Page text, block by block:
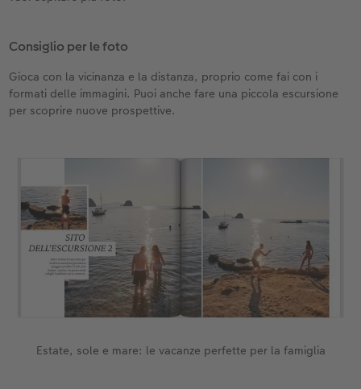
Consiglio per le foto
Gioca con la vicinanza e la distanza, proprio come fai con i
formati delle immagini. Puoi anche fare una piccola escursione
per scoprire nuove prospettive.
Estate, sole e mare: le vacanze perfette per la famiglia